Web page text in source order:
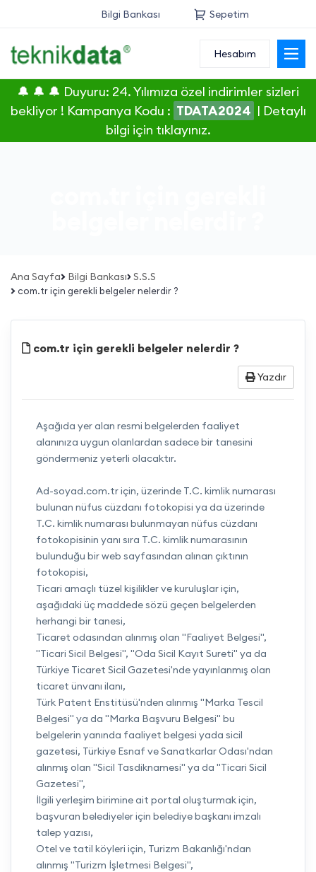
Bilgi Bankası Sepetim
Alan Adı
Web Hosting
Reseller
Hesabım
🔔 🔔 🔔 Duyuru: 24. Yılımıza özel indirimler sizleri
bekliyor ! Kampanya Kodu : TDATA2024 | Detaylı
bilgi için tıklayınız.
Ana Sayfa Bilgi Bankası S.S.S
com.tr için gerekli belgeler nelerdir ?
com.tr için gerekli belgeler nelerdir ?
Yazdır
Aşağıda yer alan resmi belgelerden faaliyet
alanınıza uygun olanlardan sadece bir tanesini
göndermeniz yeterli olacaktır.
Ad-soyad.com.tr için, üzerinde T.C. kimlik numarası
bulunan nüfus cüzdanı fotokopisi ya da üzerinde
T.C. kimlik numarası bulunmayan nüfus cüzdanı
fotokopisinin yanı sıra T.C. kimlik numarasının
bulunduğu bir web sayfasından alınan çıktının
fotokopisi,
Ticari amaçlı tüzel kişilikler ve kuruluşlar için,
aşağıdaki üç maddede sözü geçen belgelerden
herhangi bir tanesi,
Ticaret odasından alınmış olan "Faaliyet Belgesi",
"Ticari Sicil Belgesi", "Oda Sicil Kayıt Sureti" ya da
Türkiye Ticaret Sicil Gazetesi'nde yayınlanmış olan
ticaret ünvanı ilanı,
Türk Patent Enstitüsü'nden alınmış "Marka Tescil
Belgesi" ya da "Marka Başvuru Belgesi" bu
belgelerin yanında faaliyet belgesi yada sicil
gazetesi, Türkiye Esnaf ve Sanatkarlar Odası'ndan
alınmış olan "Sicil Tasdiknamesi" ya da "Ticari Sicil
Gazetesi",
İlgili yerleşim birimine ait portal oluşturmak için,
başvuran belediyeler için belediye başkanı imzalı
talep yazısı,
Otel ve tatil köyleri için, Turizm Bakanlığı'ndan
alınmış "Turizm İşletmesi Belgesi",